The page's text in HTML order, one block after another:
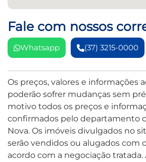
Fale com nossos
Whatsapp (37) 3215-0000
Os preços, valores e informações
poderão sofrer mudanças sem
motivo todos os preços e
confirmados pelo departamento
Nova. Os imóveis divulgados no
serão vendidos ou alugados com
acordo com a negociação tratada.